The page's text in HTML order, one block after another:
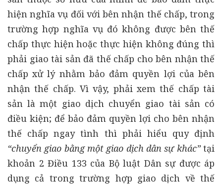
hiện nghĩa vụ đối với bên nhận thế chấp, trong
trường hợp nghĩa vụ đó không được bên thế
chấp thực hiện hoặc thực hiện không đúng thì
phải giao tài sản đã thế chấp cho bên nhận thế
chấp xử lý nhằm bảo đảm quyền lợi của bên
nhận thế chấp. Vì vậy, phải xem thế chấp tài
sản là một giao dịch chuyển giao tài sản có
điều kiện; để bảo đảm quyền lợi cho bên nhận
thế chấp ngay tình thì phải hiểu quy định
“chuyển giao bằng một giao dịch dân sự khác”tại
khoản 2 Điều 133 của Bộ luật Dân sự được áp
dụng cả trong trường hợp giao dịch về thế